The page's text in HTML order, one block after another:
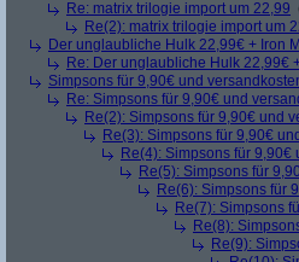
Re: matrix trilogie import um 22,99
Re(2): matrix trilogie import um
Der unglaubliche Hulk 22,99€ + Iron
Re: Der unglaubliche Hulk 22,99€
Simpsons für 9,90€ und
Re: Simpsons für 9,90€ und
Re(2): Simpsons für 9,90€ und
Re(3): Simpsons für 9,90€
Re(4): Simpsons für 9,90€
Re(5): Simpsons für
Re(6): Simpsons für
Re(7): Simpsons
Re(8):
Re(9):